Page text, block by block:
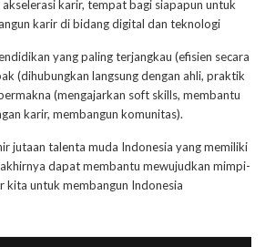
karir, tempat bagi siapapun untuk
karir di bidang digital dan teknologi
yang paling terjangkau (efisien secara
(dihubungkan langsung dengan ahli, praktik
(mengajarkan soft skills, membantu
karir, membangun komunitas).
jutaan talenta muda Indonesia yang memiliki
dapat membantu mewujudkan mimpi-
kita untuk membangun Indonesia